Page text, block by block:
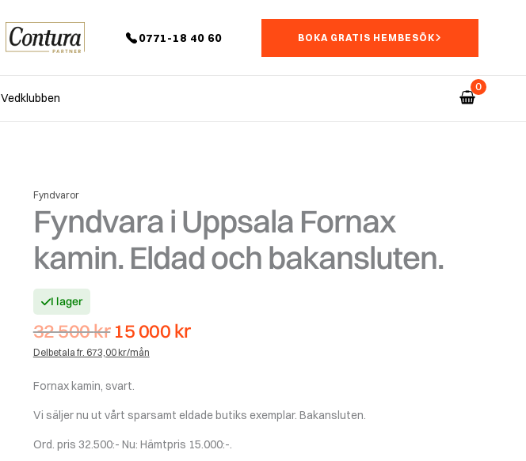
0771-18 40 60 BOKA GRATIS HEMBESÖK
Vedklubben
Fyndvaror
Fyndvara i Uppsala Fornax
kamin. Eldad och bakansluten.
I lager
32 500kr Det
ursprungliga
priset
var:
500 kr.
15 000 krDet
000 kr.
Delbetala fr. 673,00 kr/mån
Fornax kamin, svart.
Vi säljer nu ut vårt sparsamt eldade butiks exemplar. Bakansluten.
Ord. pris 32.500:- Nu: Hämtpris 15.000:-.